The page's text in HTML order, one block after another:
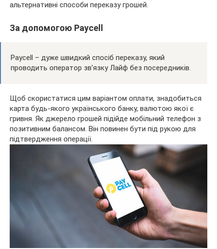
альтернативні способи переказу грошей.
За допомогою Paycell
Paycell – дуже швидкий спосіб переказу, який
проводить оператор зв’язку Лайф без посередників.
Щоб скористатися цим варіантом оплати, знадобиться
карта будь-якого українського банку, валютою якої є
гривня. Як джерело грошей підійде мобільний телефон з
позитивним балансом. Він повинен бути під рукою для
підтвердження операції.